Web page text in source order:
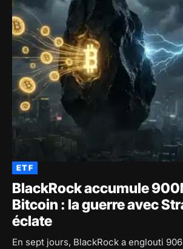
ETF
BlackRock accumule
Bitcoin : la guerre avec
éclate
En sept jours, BlackRock a englouti